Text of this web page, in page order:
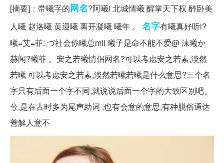
[摘要]：带曦字的网名?阿曦i 北城情曦 醒掌天下权 醉卧美
人曦 赵洛曦 黄迎曦 离开凝曦 曦年 。 名字有曦真好听i?
曦=艾=菲: づ社会伱曦总mli 曦子是命不能不爱@ 沫曦か
赫闻?曦菲 。安之若曦情侣网名?可以考虑安之若素,淡然
若曦 可以考虑安之若素,淡然若曦若曦是什么意思?三个名
字只有后面一个字不同,就说说后面一个字的大致区别吧。
兮,是在古时多为尾声助词 ,也有会意的意思,有种脱俗通达
善解人意不